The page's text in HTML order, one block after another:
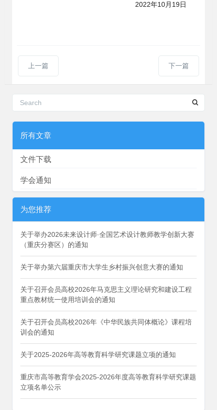
2022年10月19日
上一篇 下一篇
所有文章
文件下载
学会通知
为您推荐
关于举办2026未来设计师·全国艺术设计教师教学创新大赛
（重庆分赛区）的通知
关于举办第六届重庆市大学生乡村振兴创意大赛的通知
关于召开会员高校2026年马克思主义理论研究和建设工程
重点教材统一使用培训会的通知
关于召开会员高校2026年《中华民族共同体概论》课程培
训会的通知
关于2025-2026年高等教育科学研究课题立项的通知
重庆市高等教育学会2025-2026年度高等教育科学研究课题
立项名单公示